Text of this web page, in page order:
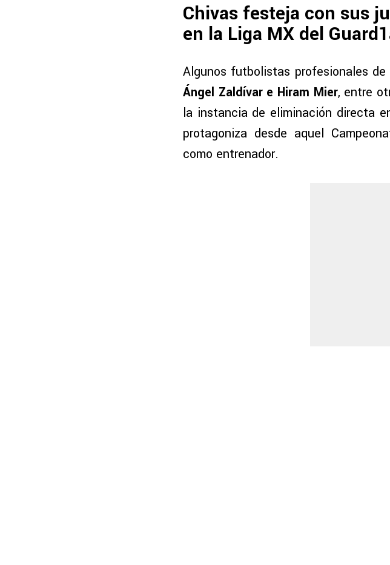
Chivas festeja con sus
en la Liga MX del
Algunos futbolistas profesionales de
Ángel Zaldívar e Hiram Mier, entre
la instancia de eliminación directa
protagoniza desde aquel
como entrenador.